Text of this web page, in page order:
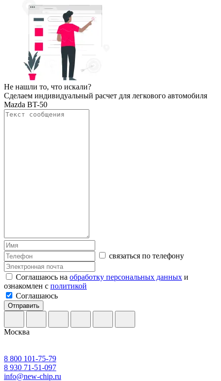
Не нашли то, что искали?
Сделаем индивидуальный расчет для легкового автомобиля
Mazda BT-50
связаться по телефону
Соглашаюсь на обработку персональных данных и
ознакомлен с политикой
Соглашаюсь
Отправить
Москва
8 800 101-75-79
8 930 71-51-097
info@new-chip.ru